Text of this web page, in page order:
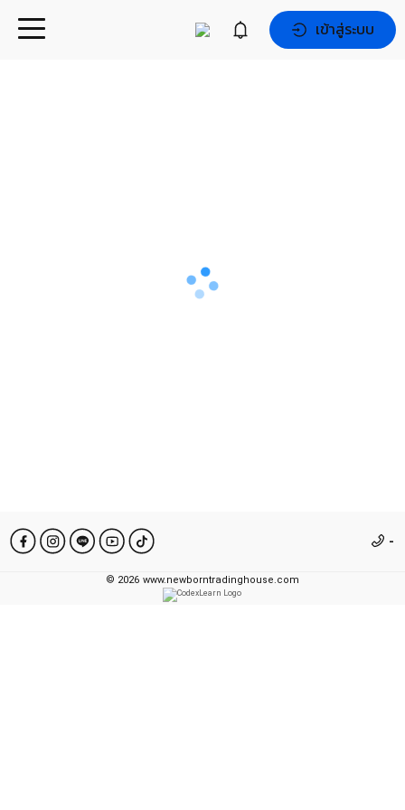
เข้าสู่ระบบ
-
© 2026 www.newborntradinghouse.com